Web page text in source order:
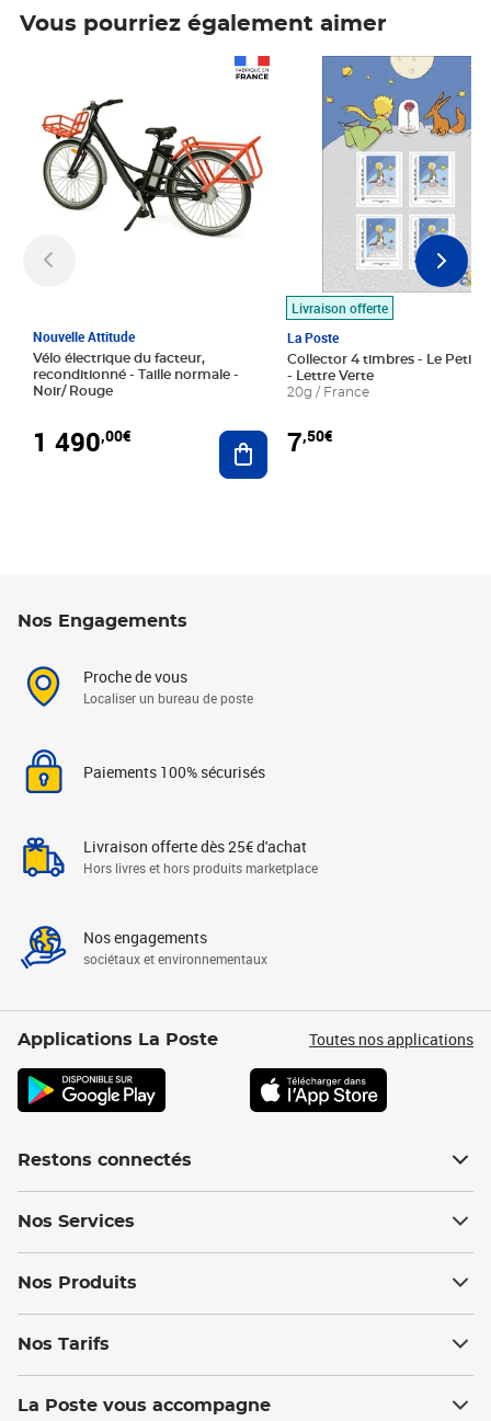
Vous pourriez également aimer
Nouvelle Attitude
Vélo électrique du facteur,
reconditionné - Taille normale -
Noir/ Rouge
1 490,00€ Ajouter au panier
Livraison offerte
La Poste
Collector 4 timbres - Le Petit
- Lettre Verte
20g / France
7,50€
Prix 7,50€
Nos Engagements
Proche de vous
Localiser un bureau de poste
Paiements 100% sécurisés
Livraison offerte dès 25€ d'achat
Hors livres et hors produits marketplace
Nos engagements
sociétaux et environnementaux
Applications La Poste Toutes nos applications
Restons connectés
Nos Services
Nos Produits
Nos Tarifs
La Poste vous accompagne